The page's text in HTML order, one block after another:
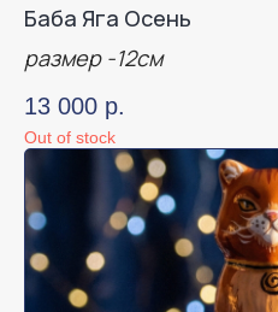
Баба Яга Осень
размер -12см
13 000 р.
Out of stock